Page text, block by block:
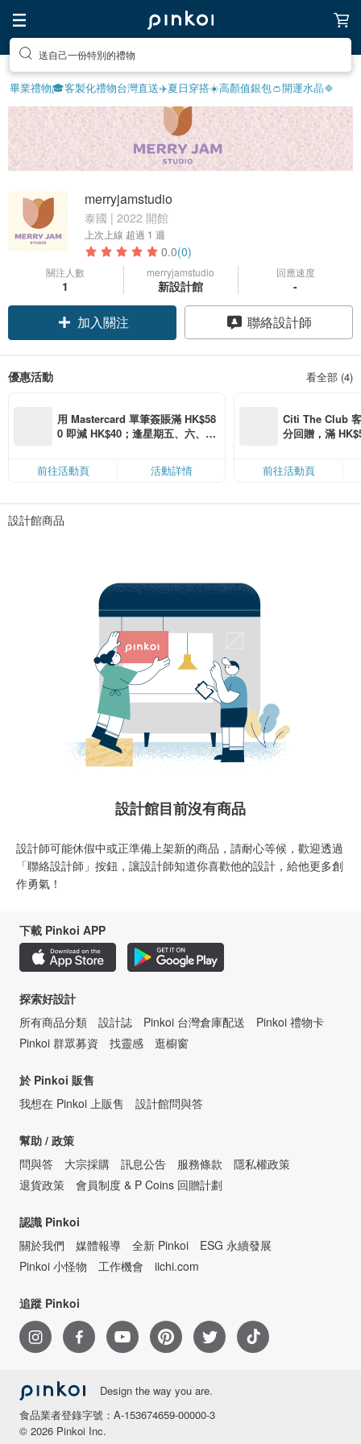
送自己一份特別的禮物
畢業禮物🎓客製化禮物台灣直送✈️夏日穿搭☀️高顏值銀包👛開運水晶🍀
merryjamstudio
泰國 | 2022 開館
上次上線 超過 1 週
0.0(0)
關注人數
1
merryjamstudio
新設計館
回應速度
-
加入關注 聯絡設計師
優惠活動 看全部 (4)
用 Mastercard 單筆簽賬滿 HK$58
0 即減 HK$40；逢星期五、六、日
限，額滿即止，僅限「常用信用
卡」結帳）
前往活動頁 活動詳情
Citi The Club
分回贈，滿
前往活動頁
設計館商品
設計館目前沒有商品
設計師可能休假中或正準備上架新的商品，請耐心等候，歡迎透過
「聯絡設計師」按鈕，讓設計師知道你喜歡他的設計，給他更多創
作勇氣！
下載 Pinkoi APP
探索好設計
所有商品分類
設計誌 Pinkoi 台灣倉庫配送
Pinkoi 禮物卡
Pinkoi 群眾募資
找靈感 逛櫥窗
於 Pinkoi 販售
我想在 Pinkoi 上販售
設計館問與答
幫助 / 政策
問與答
大宗採購 訊息公告 服務條款
隱私權政策
退貨政策
會員制度 & P Coins 回贈計劃
認識 Pinkoi
關於我們
媒體報導 全新 Pinkoi
ESG 永續發展
Pinkoi 小怪物
工作機會 iichi.com
追蹤 Pinkoi
Design the way you are.
食品業者登錄字號：A-153674659-00000-3
© 2026 Pinkoi Inc.